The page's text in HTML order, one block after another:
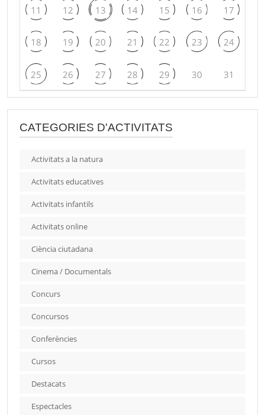
11 12 13 14 15 16 17
18 19 20 21 22 23 24
25 26 27 28 29 30 31
CATEGORIES D'ACTIVITATS
Activitats a la natura
Activitats educatives
Activitats infantils
Activitats online
Ciència ciutadana
Cinema / Documentals
Concurs
Concursos
Conferències
Cursos
Destacats
Espectacles